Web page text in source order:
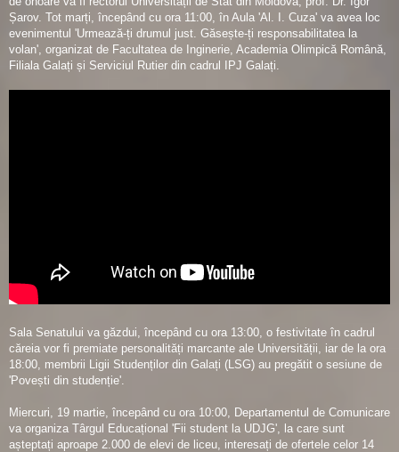
Șarov. Tot marți, începând cu ora 11:00, în Aula 'Al. I. Cuza' va avea loc
evenimentul 'Urmează-ți drumul just. Găsește-ți responsabilitatea la
volan', organizat de Facultatea de Inginerie, Academia Olimpică Română,
Filiala Galați și Serviciul Rutier din cadrul IPJ Galați.
Sala Senatului va găzdui, începând cu ora 13:00, o festivitate în cadrul
căreia vor fi premiate personalități marcante ale Universității, iar de la ora
18:00, membrii Ligii Studenților din Galați (LSG) au pregătit o sesiune de
'Povești din studenție'.
Miercuri, 19 martie, începând cu ora 10:00, Departamentul de Comunicare
va organiza Târgul Educațional 'Fii student la UDJG', la care sunt
așteptați aproape 2.000 de elevi de liceu, interesați de ofertele celor 14